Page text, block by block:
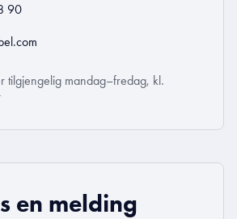
90
tilgjengelig mandag–fredag, kl.
en melding